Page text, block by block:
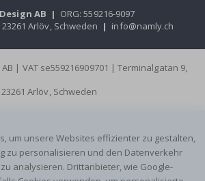
AB | ORG: 559216-9097
Arlöv, Schweden | info@namly.ch
| VAT se559216909701 | Terminalgatan 9,
23261 Arlöv, Schweden
um unsere Websites effizienter zu gestalten,
zu personalisieren und den Datenverkehr
analysieren. Drittanbieter, wie Google-